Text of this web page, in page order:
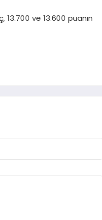
ve 13.600 puanın